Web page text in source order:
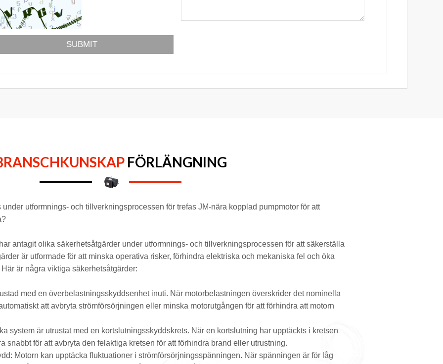
FÖRLÄNGNING
utformnings- och tillverkningsprocessen för trefas JM-nära kopplad pumpmotor för att
antagit olika säkerhetsåtgärder under utformnings- och tillverkningsprocessen för att säkerställa
är utformade för att minska operativa risker, förhindra elektriska och mekaniska fel och öka
är några viktiga säkerhetsåtgärder:
med en överbelastningsskyddsenhet inuti. När motorbelastningen överskrider det nominella
att avbryta strömförsörjningen eller minska motorutgången för att förhindra att motorn
system är utrustat med en kortslutningsskyddskrets. När en kortslutning har upptäckts i kretsen
snabbt för att avbryta den felaktiga kretsen för att förhindra brand eller utrustning.
Motorn kan upptäcka fluktuationer i strömförsörjningsspänningen. När spänningen är för låg